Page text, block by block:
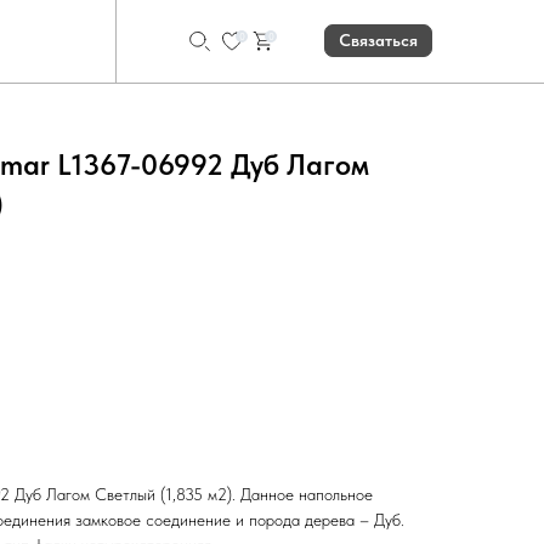
Связаться
L1367-06992 Дуб Лагом
Дуб Лагом Светлый (1,835 м2). Данное напольное
замковое соединение и порода дерева – Дуб.